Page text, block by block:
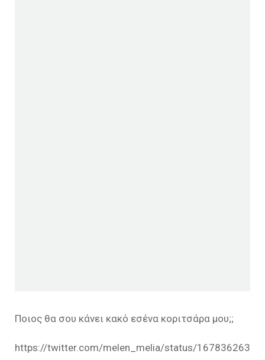
Ποιος θα σου κάνει κακό εσένα κοριτσάρα μου;;
https://twitter.com/melen_melia/status/167836263